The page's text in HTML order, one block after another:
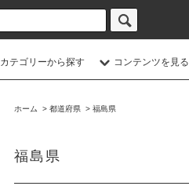
カテゴリーから探す コンテンツを見る
ホーム > 都道府県 > 福島県
福島県